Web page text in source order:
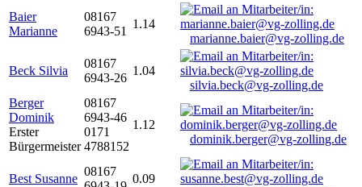
Baier
Marianne
08167
6943-51
1.14
marianne.baier@vg-zolling.de
Beck Silvia
08167
6943-26
1.04
silvia.beck@vg-zolling.de
Berger
Dominik
Erster
Bürgermeister
08167
6943-46
0171
4788152
1.12
dominik.berger@vg-zolling.de
Best Susanne
08167
0.09